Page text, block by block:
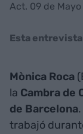
Act. 09 de Mayo
Esta
Mònica Roca
la Cambra de
de Barcelona
trabajó